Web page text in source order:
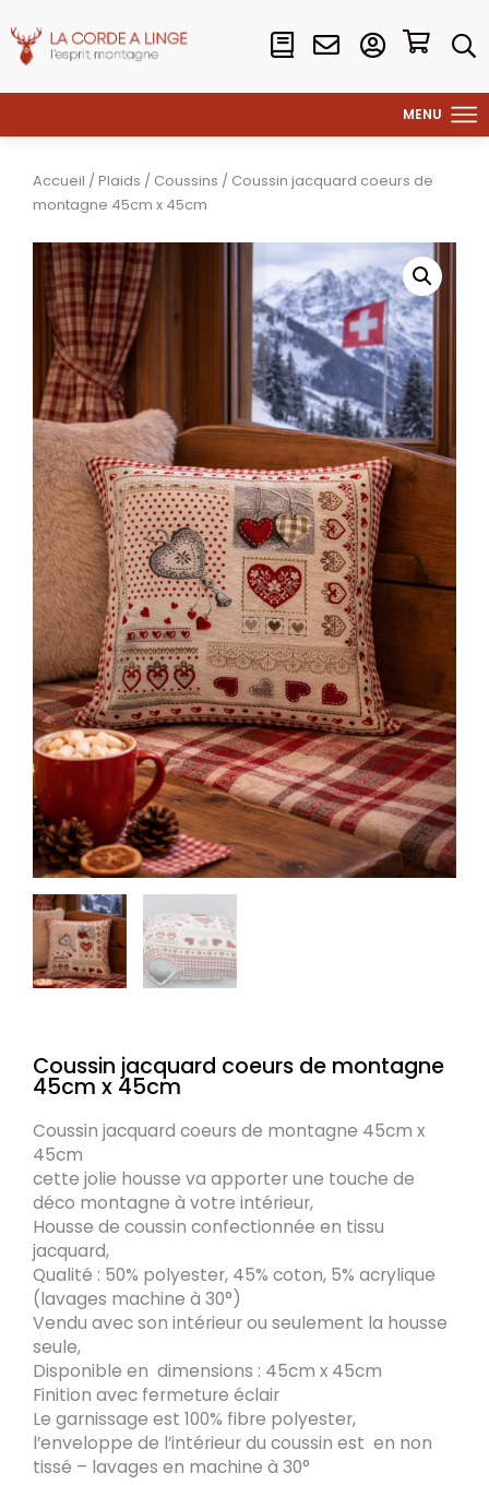
Accueil / Plaids / Coussins / Coussin jacquard coeurs de
montagne 45cm x 45cm
Coussin jacquard coeurs de montagne
45cm x 45cm
Coussin jacquard coeurs de montagne 45cm x
45cm
cette jolie housse va apporter une touche de
déco montagne à votre intérieur,
Housse de coussin confectionnée en tissu
jacquard,
Qualité : 50% polyester, 45% coton, 5% acrylique
(lavages machine à 30°)
Vendu avec son intérieur ou seulement la housse
seule,
Disponible en dimensions : 45cm x 45cm
Finition avec fermeture éclair
Le garnissage est 100% fibre polyester,
l’enveloppe de l’intérieur du coussin est en non
tissé – lavages en machine à 30°